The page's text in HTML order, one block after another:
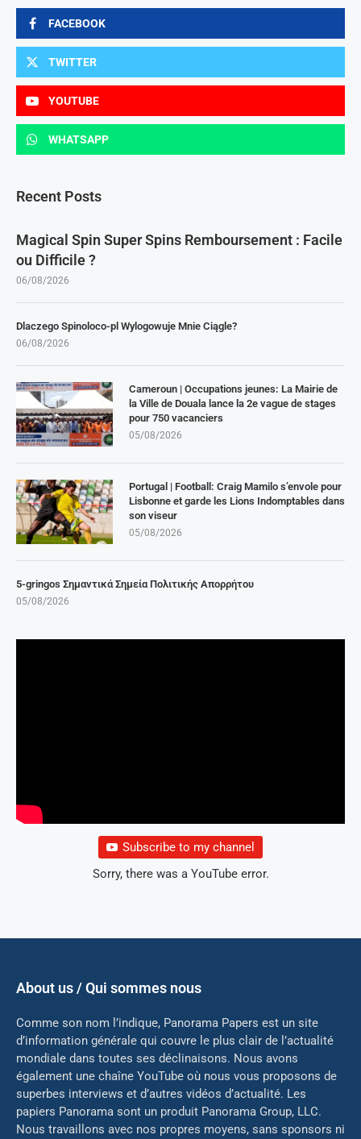
FACEBOOK
TWITTER
YOUTUBE
WHATSAPP
Recent Posts
Magical Spin Super Spins Remboursement : Facile
ou Difficile ?
06/08/2026
Dlaczego Spinoloco-pl Wylogowuje Mnie Ciągle?
06/08/2026
Cameroun | Occupations jeunes: La Mairie de
la Ville de Douala lance la 2e vague de stages
pour 750 vacanciers
05/08/2026
Portugal | Football: Craig Mamilo s’envole pour
Lisbonne et garde les Lions Indomptables dans
son viseur
05/08/2026
5-gringos Σημαντικά Σημεία Πολιτικής Απορρήτου
05/08/2026
Subscribe to my channel
Sorry, there was a YouTube error.
About us / Qui sommes nous
Comme son nom l’indique, Panorama Papers est un site
d’information générale qui couvre le plus clair de l’actualité
mondiale dans toutes ses déclinaisons. Nous avons
également une chaîne YouTube où nous vous proposons de
superbes interviews et d’autres vidéos d’actualité. Les
papiers Panorama sont un produit Panorama Group, LLC.
Nous travaillons avec nos propres moyens, sans sponsors ni